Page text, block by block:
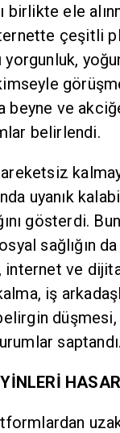
ele
çeşitli
yorgunluk,
beyne ve
belirlendi.
uyanık
gösterdi.
sağlığın
ve dijital
iş